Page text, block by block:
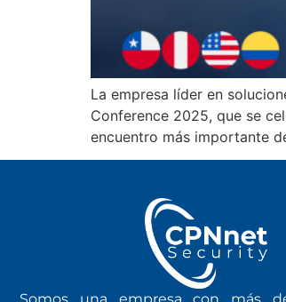
La empresa líder en
Conference 2025, que se
encuentro más importante